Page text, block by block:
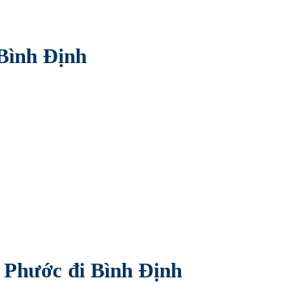
Định
Phước đi Bình Định